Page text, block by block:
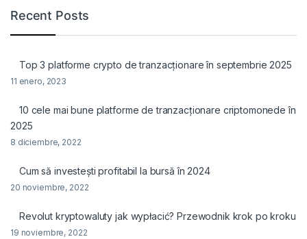
Recent Posts
Top 3 platforme crypto de tranzacționare în septembrie 2025
11 enero, 2023
10 cele mai bune platforme de tranzacționare criptomonede în
2025
8 diciembre, 2022
Cum să investești profitabil la bursă în 2024
20 noviembre, 2022
Revolut kryptowaluty jak wypłacić? Przewodnik krok po kroku
19 noviembre, 2022